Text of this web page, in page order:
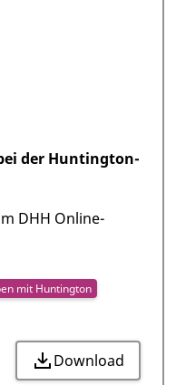
der Huntington-
DHH Online-
Download
mit Huntington